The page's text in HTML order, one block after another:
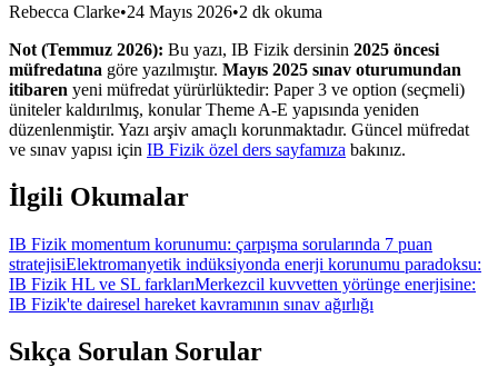
Rebecca Clarke•24 Mayıs 2026•2 dk okuma
Not (Temmuz 2026): Bu yazı, IB Fizik dersinin 2025 öncesi
müfredatına göre yazılmıştır. Mayıs 2025 sınav oturumundan
itibaren yeni müfredat yürürlüktedir: Paper 3 ve option (seçmeli)
üniteler kaldırılmış, konular Theme A-E yapısında yeniden
düzenlenmiştir. Yazı arşiv amaçlı korunmaktadır. Güncel müfredat
ve sınav yapısı için IB Fizik özel ders sayfamıza bakınız.
İlgili Okumalar
IB Fizik momentum korunumu: çarpışma sorularında 7 puan
stratejisiElektromanyetik indüksiyonda enerji korunumu paradoksu:
IB Fizik HL ve SL farklarıMerkezcil kuvvetten yörünge enerjisine:
IB Fizik'te dairesel hareket kavramının sınav ağırlığı
Sıkça Sorulan Sorular